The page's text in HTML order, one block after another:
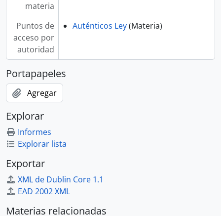
materia
Puntos de
acceso por
autoridad
Auténticos Ley(Materia)
Portapapeles
Agregar
Explorar
Informes
Explorar lista
Exportar
XML de Dublin Core 1.1
EAD 2002 XML
Materias relacionadas